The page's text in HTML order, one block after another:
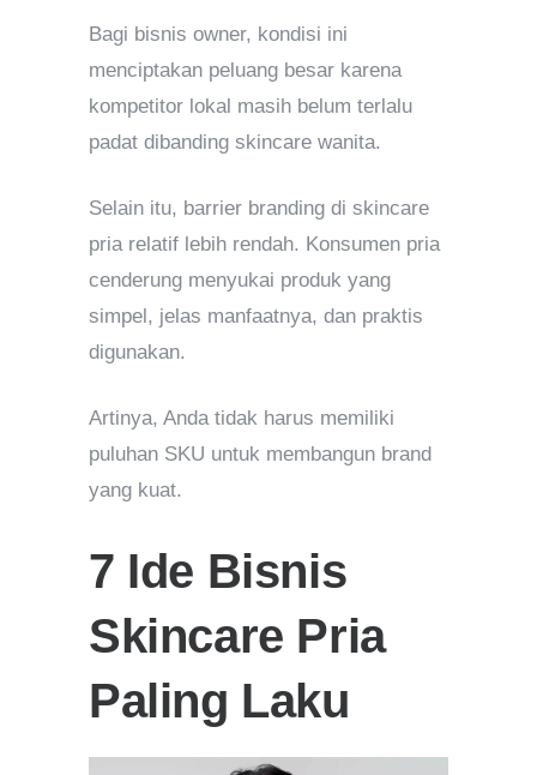
Bagi bisnis owner, kondisi ini
menciptakan peluang besar karena
kompetitor lokal masih belum terlalu
padat dibanding skincare wanita.
Selain itu, barrier branding di skincare
pria relatif lebih rendah. Konsumen pria
cenderung menyukai produk yang
simpel, jelas manfaatnya, dan praktis
digunakan.
Artinya, Anda tidak harus memiliki
puluhan SKU untuk membangun brand
yang kuat.
7 Ide Bisnis
Skincare Pria
Paling Laku